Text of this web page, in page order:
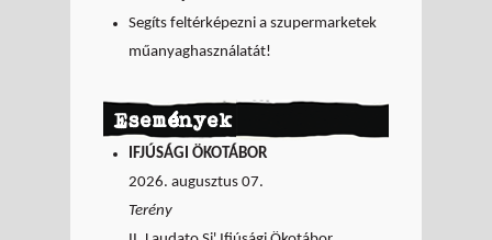
Segíts feltérképezni a szupermarketek
műanyaghasználatát!
Események
IFJÚSÁGI ÖKOTÁBOR
2026. augusztus 07.
Terény